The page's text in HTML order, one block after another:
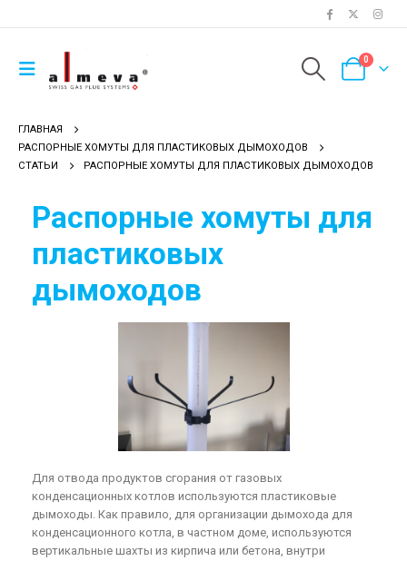
0
ГЛАВНАЯ
РАСПОРНЫЕ ХОМУТЫ ДЛЯ ПЛАСТИКОВЫХ ДЫМОХОДОВ
СТАТЬИ
РАСПОРНЫЕ ХОМУТЫ ДЛЯ ПЛАСТИКОВЫХ ДЫМОХОДОВ
Распорные хомуты для
пластиковых
дымоходов
Для отвода продуктов сгорания от газовых
конденсационных котлов используются пластиковые
дымоходы. Как правило, для организации дымохода для
конденсационного котла, в частном доме, используются
вертикальные шахты из кирпича или бетона, внутри
котлов Viessmann
ми конденсационных котлов
конденсационного котла
для нейтралізації
кислотного конденсату
котла
Комплектация модулей
МН-120, дымоходами
Almeva
Организация слива
конденсата из
конденсационного котла через
нейтрализатор конденсата